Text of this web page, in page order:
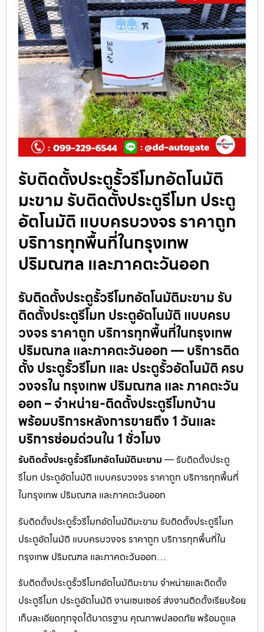
รับติดตั้งประตูรั้วรีโมทอัตโนมัติ
มะขาม รับติดตั้งประตูรีโมท ประตู
อัตโนมัติ แบบครบวงจร ราคาถูก
บริการทุกพื้นที่ในกรุงเทพ
ปริมณฑล และภาคตะวันออก
รับติดตั้งประตูรั้วรีโมทอัตโนมัติมะขาม รับ
ติดตั้งประตูรีโมท ประตูอัตโนมัติ แบบครบ
วงจร ราคาถูก บริการทุกพื้นที่ในกรุงเทพ
ปริมณฑล และภาคตะวันออก — บริการติด
ตั้ง ประตูรั้วรีโมท และ ประตูรั้วอัตโนมัติ ครบ
วงจรใน กรุงเทพ ปริมณฑล และ ภาคตะวัน
ออก – จำหน่าย-ติดตั้งประตูรีโมทบ้าน
พร้อมบริการหลังการขายถึง 1 วันและ
บริการซ่อมด่วนใน 1 ชั่วโมง
รับติดตั้งประตูรั้วรีโมทอัตโนมัติมะขาม— รับติดตั้งประตู
รีโมท ประตูอัตโนมัติ แบบครบวงจร ราคาถูก บริการทุกพื้นที่
ในกรุงเทพ ปริมณฑล และภาคตะวันออก
รับติดตั้งประตูรั้วรีโมทอัตโนมัติมะขาม รับติดตั้งประตูรีโมท
ประตูอัตโนมัติ แบบครบวงจร ราคาถูก บริการทุกพื้นที่ใน
กรุงเทพ ปริมณฑล และภาคตะวันออก…
รับติดตั้งประตูรั้วรีโมทอัตโนมัติมะขาม จำหน่ายและติดตั้ง
ประตูรีโมท ประตูอัตโนมัติ งานเซนเซอร์ ส่งงานติดตั้งเรียบร้อย
เก็บละเอียดทุกจุดได้มาตรฐาน คุณภาพปลอดภัย พร้อมดูแล